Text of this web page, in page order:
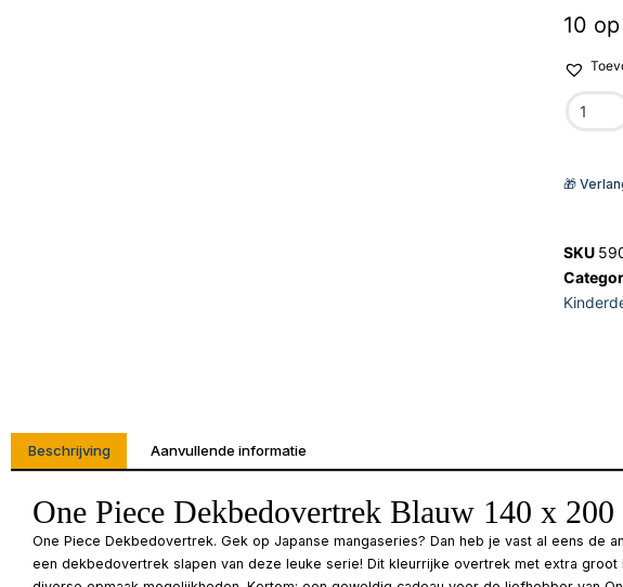
10
🎁
SKU
Beschrijving Aanvullende informatie
One Piece Dekbedovertrek Blauw 140 x 200
One Piece Dekbedovertrek. Gek op Japanse mangaseries? Dan heb je vast al eens de
een dekbedovertrek slapen van deze leuke serie! Dit kleurrijke overtrek met extra